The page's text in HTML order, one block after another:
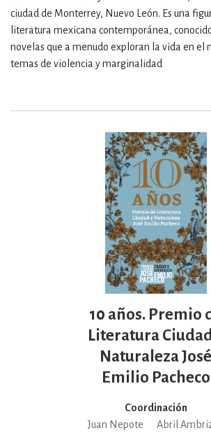
ciudad de Monterrey, Nuevo León. Es una
literatura mexicana contemporánea,
novelas que a menudo exploran la vida en el
temas de violencia y marginalidad
10 años. Premio
Literatura
Naturaleza José
Emilio Pacheco
Coordinación
Juan Nepote
Abril